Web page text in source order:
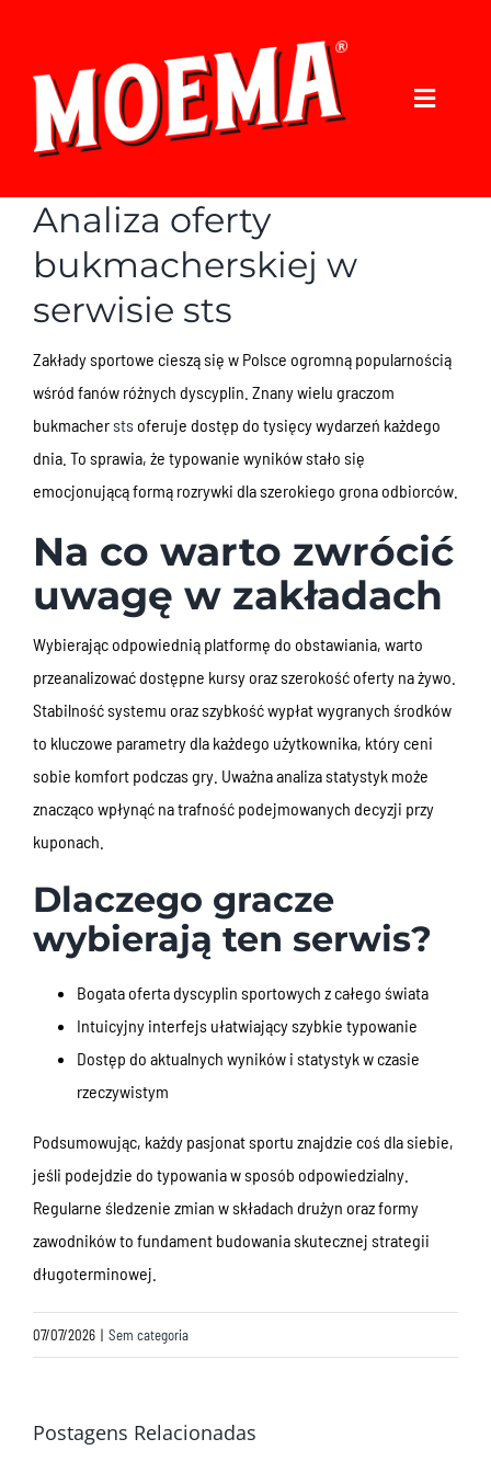
conteúdo
NOSSOS PRODUTOS
CONTATO
FACEBOOK
INSTAGRAM
Analiza oferty
bukmacherskiej w
serwisie sts
Zakłady sportowe cieszą się w Polsce ogromną popularnością
wśród fanów różnych dyscyplin. Znany wielu graczom
bukmachersts oferuje dostęp do tysięcy wydarzeń każdego
dnia. To sprawia, że typowanie wyników stało się
emocjonującą formą rozrywki dla szerokiego grona odbiorców.
Na co warto zwrócić
uwagę w zakładach
Wybierając odpowiednią platformę do obstawiania, warto
przeanalizować dostępne kursy oraz szerokość oferty na żywo.
Stabilność systemu oraz szybkość wypłat wygranych środków
to kluczowe parametry dla każdego użytkownika, który ceni
sobie komfort podczas gry. Uważna analiza statystyk może
znacząco wpłynąć na trafność podejmowanych decyzji przy
kuponach.
Dlaczego gracze
wybierają ten serwis?
Bogata oferta dyscyplin sportowych z całego świata
Intuicyjny interfejs ułatwiający szybkie typowanie
Dostęp do aktualnych wyników i statystyk w czasie
rzeczywistym
Podsumowując, każdy pasjonat sportu znajdzie coś dla siebie,
jeśli podejdzie do typowania w sposób odpowiedzialny.
Regularne śledzenie zmian w składach drużyn oraz formy
zawodników to fundament budowania skutecznej strategii
długoterminowej.
07/07/2026 | Sem categoria
Postagens Relacionadas